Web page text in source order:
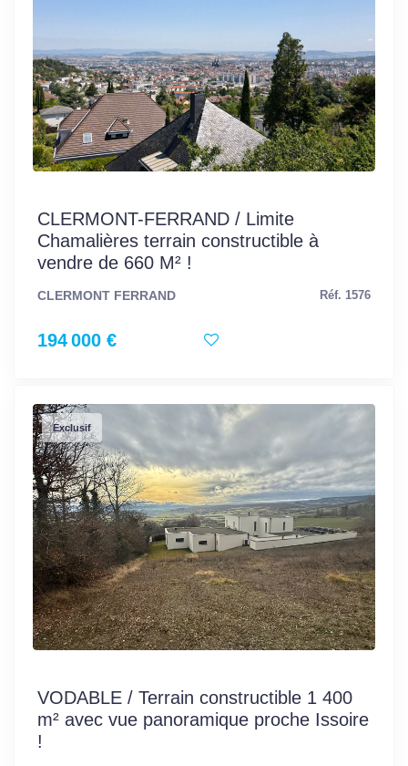
CLERMONT-FERRAND / Limite
Chamalières terrain constructible à
vendre de 660 M² !
CLERMONT FERRAND Réf. 1576
194 000 €
Exclusif
VODABLE / Terrain constructible 1 400
m² avec vue panoramique proche Issoire
!